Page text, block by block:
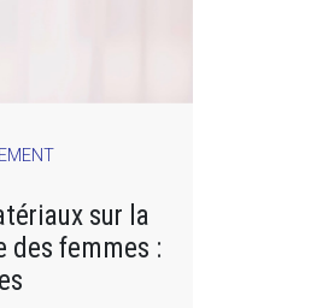
sur la
des femmes :